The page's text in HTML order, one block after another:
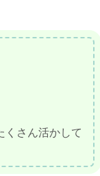
くさん活かして